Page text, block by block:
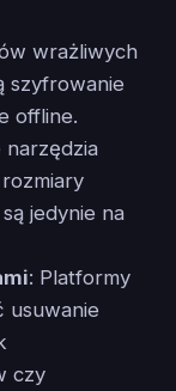
wrażliwych
szyfrowanie
offline.
narzędzia
jedynie na
: Platformy
usuwanie
czy